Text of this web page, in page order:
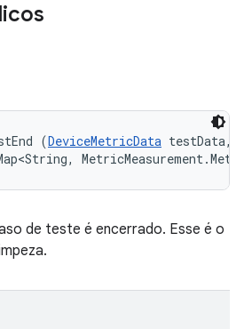
(DeviceMetricData testData,
de teste é encerrado. Esse é o